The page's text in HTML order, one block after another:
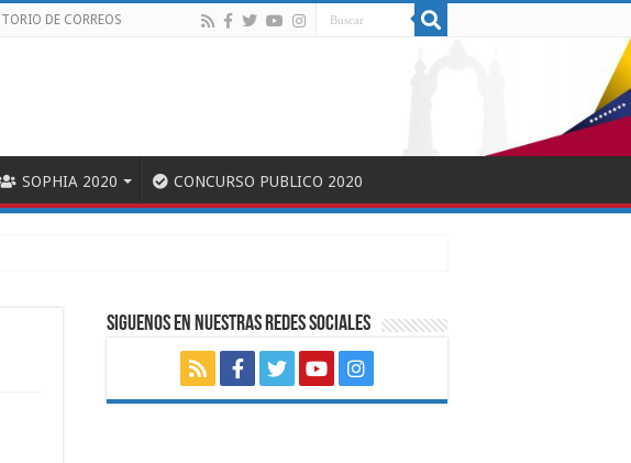
DE CORREOS
SOPHIA 2020 CONCURSO PUBLICO 2020
SIGUENOS EN NUESTRAS REDES SOCIALES